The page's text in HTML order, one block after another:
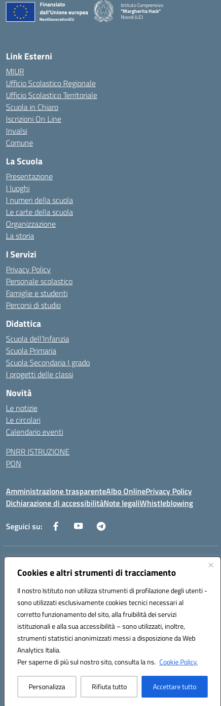
Cookies e altri strumenti di tracciamento
Il nostro Istituto non utilizza strumenti di profilazione degli utenti -
sono utilizzati esclusivamente cookies tecnici necessari al
corretto funzionamento del sito, alla fruibilità dei servizi
istituzionali e alla sua accessibilità – sono utilizzati, inoltre,
strumenti statistici anonimizzati messi a disposizione da Web
Analytics Italia.
Per saperne di più sul nostro sito, consulta la ns. Cookie Policy.
Personalizza Rifiuta tutto Accettare tutto
Istituto Comprensivo
"Margherita Hack"
Novoli (LE)
Link Esterni
MIUR
Ufficio Scolastico Regionale
Ufficio Scolastico Territoriale
Scuola in Chiaro
Iscrizioni On Line
Invalsi
Comune
La Scuola
Presentazione
I luoghi
I numeri della scuola
Le carte della scuola
Organizzazione
La storia
I Servizi
Privacy Policy
Personale scolastico
Famiglie e studenti
Percorsi di studio
Didattica
Scuola dell’Infanzia
Scuola Primaria
Scuola Secondaria I grado
I progetti delle classi
Novità
Le notizie
Le circolari
Calendario eventi
PNRR ISTRUZIONE
PON
Amministrazione trasparenteAlbo OnlinePrivacy Policy
Dichiarazione di accessibilitàNote legaliWhistleblowing
Seguici su:
Indirizzo:
Centralino:0832712132 Email:leic84200l@istruzione.it
Codice fiscale: 80012890754
Codice meccanografico:
LEIC84200L
Codice unico di fatturazione (CUF): UF9DQ6
Hosting & Powered by 3D Solution S.r.l.
Concept & Design by Designers Italia